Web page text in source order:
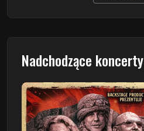
Nadchodzące koncerty